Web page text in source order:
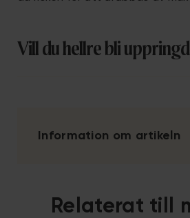
Vill du hellre bli uppringd
Information om artikeln
Relaterat till